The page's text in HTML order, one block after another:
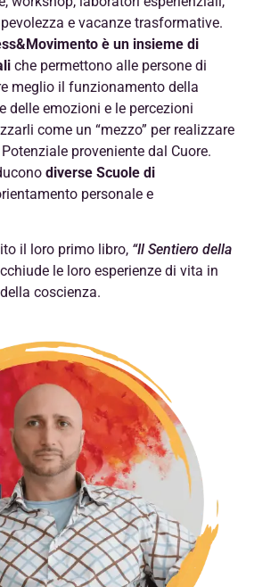
e vacanze trasformative.
è un insieme di
che permettono alle persone di
meglio il funzionamento della
delle emozioni e le percezioni
come un “mezzo” per realizzare
proveniente dal Cuore.
diverse Scuole di
personale e
il loro primo libro, “Il Sentiero della
le loro esperienze di vita in
coscienza.